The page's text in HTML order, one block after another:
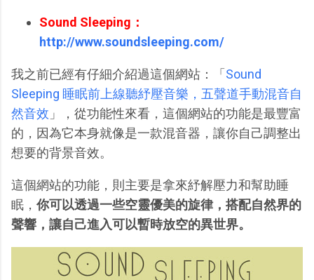
Sound Sleeping：
http://www.soundsleeping.com/
我之前已經有仔細介紹過這個網站：「 Sound
Sleeping 睡眠前上線聽紓壓音樂，五聲道手動混音自
然音效 」，從功能性來看，這個網站的功能是最豐富
的，因為它本身就像是一款混音器，讓你自己調整出
想要的背景音效。
這個網站的功能，則主要是拿來紓解壓力和幫助睡
眠， 你可以透過一些空靈優美的旋律，搭配自然界的
聲響，讓自己進入可以暫時放空的異世界。